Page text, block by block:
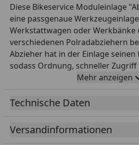
Diese Bikeservice Moduleinlage
eine passgenaue
Werkstattwagen oder Werkbänke
verschiedenen Polradabziehern
Abzieher hat in der Einlage seinen
sodass Ordnung, schneller
Vollständigkeitskontrolle
Ausführung ist mit
Außengewinde bestückt und deckt
umfangreich ausgestattet und für
geeignet. So ziehst du
Mehr anzeigen
Technische Daten
Versandinformationen